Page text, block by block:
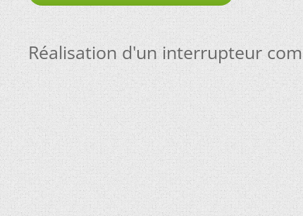
Réalisation d'un interrupteur